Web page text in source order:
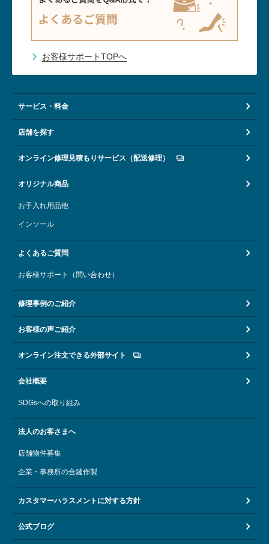
お客様サポートTOPへ
サービス・料金
店舗を探す
オンライン修理見積もりサービス（配送修理）
オリジナル商品
お手入れ用品他
インソール
よくあるご質問
お客様サポート（問い合わせ）
修理事例のご紹介
お客様の声ご紹介
オンライン注文できる外部サイト
会社概要
SDGsへの取り組み
法人のお客さまへ
店舗物件募集
企業・事務所の合鍵作製
カスタマーハラスメントに対する方針
公式ブログ